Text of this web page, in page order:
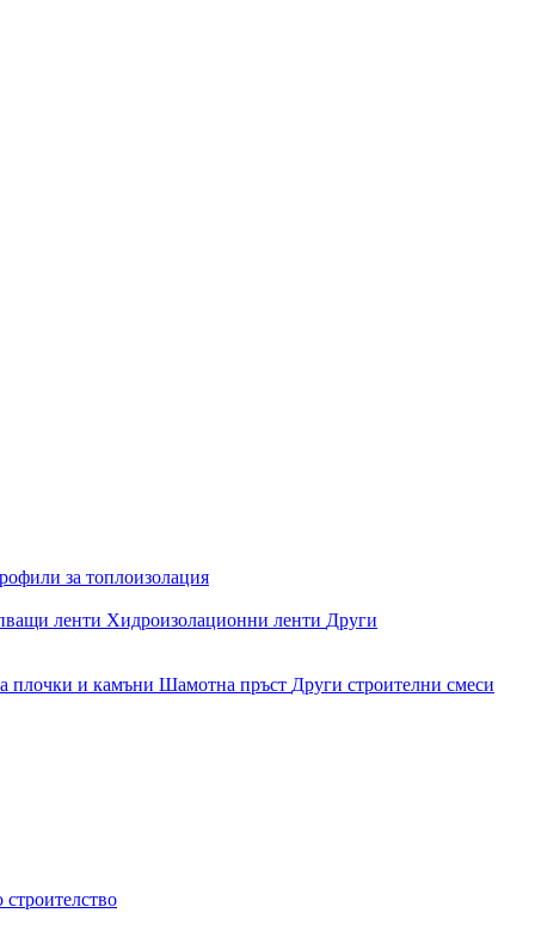
за топлоизолация
ленти Хидроизолационни ленти Други
плочки и камъни Шамотна пръст Други строителни смеси
строителство